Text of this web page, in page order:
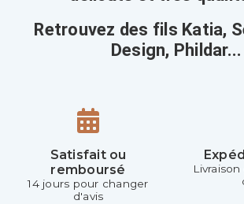
Retrouvez des fils Katia,
Design, Phildar...
Satisfait ou
remboursé
14 jours pour changer
d'avis